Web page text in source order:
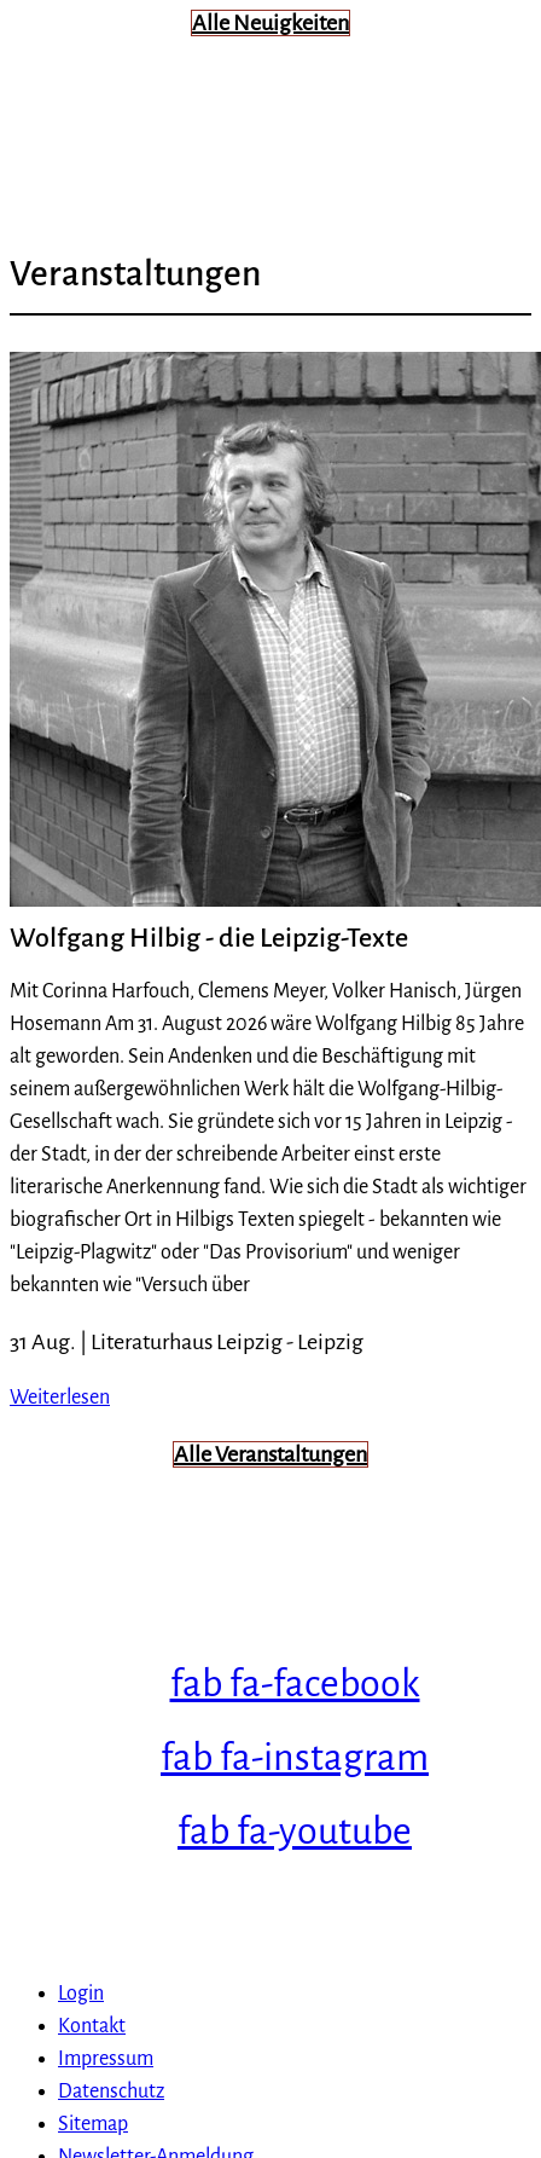
Alle Neuigkeiten
Veranstaltungen
Wolfgang Hilbig - die Leipzig-Texte
Mit Corinna Harfouch, Clemens Meyer, Volker Hanisch, Jürgen
Hosemann Am 31. August 2026 wäre Wolfgang Hilbig 85 Jahre
alt geworden. Sein Andenken und die Beschäftigung mit
seinem außergewöhnlichen Werk hält die Wolfgang-Hilbig-
Gesellschaft wach. Sie gründete sich vor 15 Jahren in Leipzig -
der Stadt, in der der schreibende Arbeiter einst erste
literarische Anerkennung fand. Wie sich die Stadt als wichtiger
biografischer Ort in Hilbigs Texten spiegelt - bekannten wie
"Leipzig-Plagwitz" oder "Das Provisorium" und weniger
bekannten wie "Versuch über
31 Aug. | Literaturhaus Leipzig- Leipzig
Weiterlesen
Alle Veranstaltungen
fab fa-facebook
fab fa-instagram
fab fa-youtube
Login
Kontakt
Impressum
Datenschutz
Sitemap